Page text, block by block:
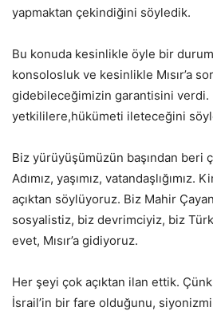
yapmaktan çekindiğini söyledik.
Bu konuda kesinlikle öyle bir durum
konsolosluk ve kesinlikle Mısır’a
gidebileceğimizin garantisini verdi.
yetkililere,hükümeti ileteceğini
Biz yürüyüşümüzün başından beri
Adımız, yaşımız, vatandaşlığımız.
açıktan söylüyoruz. Biz Mahir
sosyalistiz, biz devrimciyiz, biz
evet, Mısır’a gidiyoruz.
Her şeyi çok açıktan ilan ettik.
İsrail’in bir fare olduğunu,